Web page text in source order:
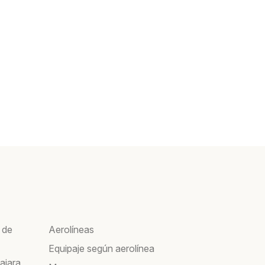
Aerolíneas
Equipaje según aerolínea